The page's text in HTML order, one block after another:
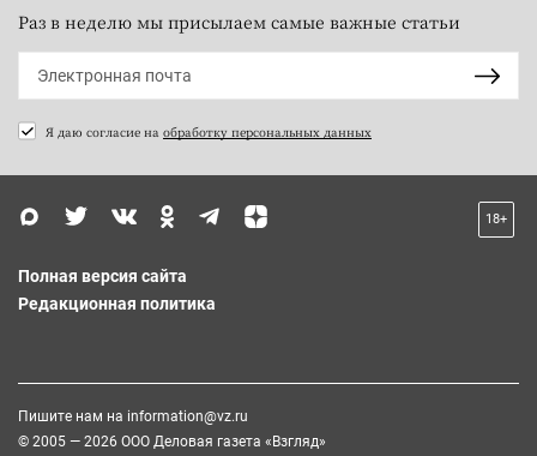
Раз в неделю мы присылаем самые важные статьи
Я даю согласие на обработку персональных данных
18+
Полная версия сайта
Редакционная политика
Пишите нам на information@vz.ru
© 2005 — 2026 ООО Деловая газета «Взгляд»